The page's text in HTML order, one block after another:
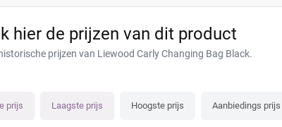
hier de prijzen van dit product
prijzen van Liewood Carly Changing Bag Black.
prijs Laagste prijs Hoogste prijs Aanbiedings prijs